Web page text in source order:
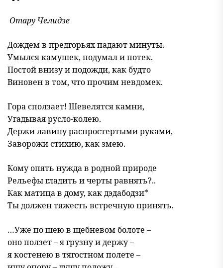
Отару Челидзе
Дождем в предгорьях падают минуты.
Умылся камушек, подумал и потек.
Постой внизу и подожди, как будто
Виновен в том, что прочим невдомек.
Гора сползает! Шевелятся камни,
Угадывая русло-колею.
Держи лавину распростертыми руками,
Заворожи стихию, как змею.
Кому опять нужда в родной природе
Рельефы гладить и черты равнять?..
Как матица в дому, как дэдабодзи*
Ты должен тяжесть встречную принять.
…Уже по шею в щебневом болоте –
оно ползет – я грузну и держу –
я костенею в тягостном полете –